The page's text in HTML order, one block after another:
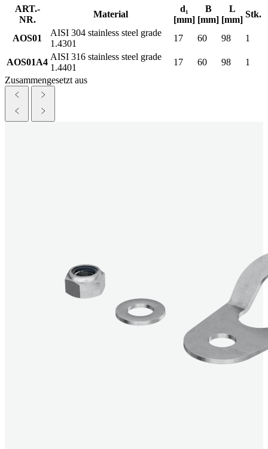
ART.-
NR.
Material
d₁
[mm]
B
[mm]
L
[mm]
Stk.
AOS01
AISI 304 stainless steel grade
1.4301
17 60 98 1
AOS01A4
AISI 316 stainless steel grade
1.4401
17 60 98
1
Zusammengesetzt aus